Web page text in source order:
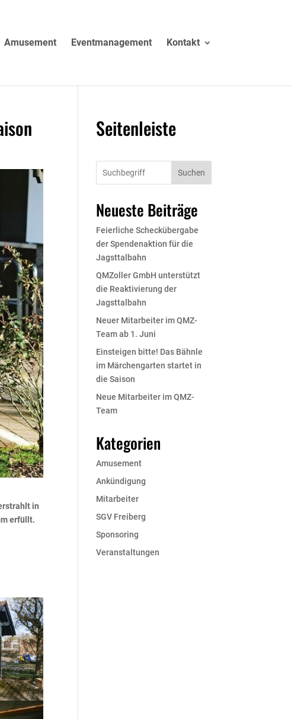
Amusement Eventmanagement Kontakt
in
erfüllt.
Seitenleiste
Suchen
Neueste Beiträge
Feierliche Scheckübergabe
der Spendenaktion für die
Jagsttalbahn
QMZoller GmbH unterstützt
die Reaktivierung der
Jagsttalbahn
Neuer Mitarbeiter im QMZ-
Team ab 1. Juni
Einsteigen bitte! Das Bähnle
im Märchengarten startet in
die Saison
Neue Mitarbeiter im QMZ-
Team
Kategorien
Amusement
Ankündigung
Mitarbeiter
SGV Freiberg
Sponsoring
Veranstaltungen